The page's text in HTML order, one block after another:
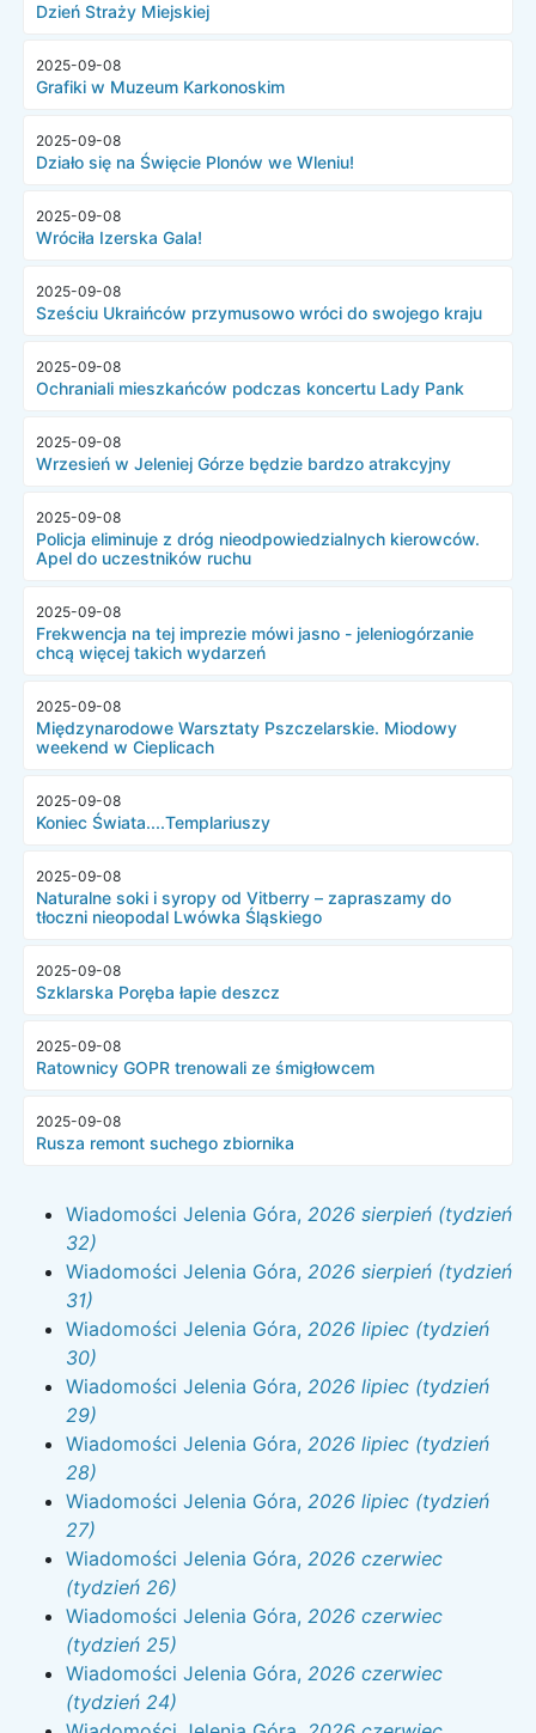
Dzień Straży Miejskiej
2025-09-08
Grafiki w Muzeum Karkonoskim
2025-09-08
Działo się na Święcie Plonów we Wleniu!
2025-09-08
Wróciła Izerska Gala!
2025-09-08
Sześciu Ukraińców przymusowo wróci do swojego kraju
2025-09-08
Ochraniali mieszkańców podczas koncertu Lady Pank
2025-09-08
Wrzesień w Jeleniej Górze będzie bardzo atrakcyjny
2025-09-08
Policja eliminuje z dróg nieodpowiedzialnych kierowców.
Apel do uczestników ruchu
2025-09-08
Frekwencja na tej imprezie mówi jasno - jeleniogórzanie
chcą więcej takich wydarzeń
2025-09-08
Międzynarodowe Warsztaty Pszczelarskie. Miodowy
weekend w Cieplicach
2025-09-08
Koniec Świata....Templariuszy
2025-09-08
Naturalne soki i syropy od Vitberry – zapraszamy do
tłoczni nieopodal Lwówka Śląskiego
2025-09-08
Szklarska Poręba łapie deszcz
2025-09-08
Ratownicy GOPR trenowali ze śmigłowcem
2025-09-08
Rusza remont suchego zbiornika
Wiadomości Jelenia Góra, 2026 sierpień (tydzień
32)
Wiadomości Jelenia Góra, 2026 sierpień (tydzień
31)
Wiadomości Jelenia Góra, 2026 lipiec (tydzień
30)
Wiadomości Jelenia Góra, 2026 lipiec (tydzień
29)
Wiadomości Jelenia Góra, 2026 lipiec (tydzień
28)
Wiadomości Jelenia Góra, 2026 lipiec (tydzień
27)
Wiadomości Jelenia Góra, 2026 czerwiec
(tydzień 26)
Wiadomości Jelenia Góra, 2026 czerwiec
(tydzień 25)
Wiadomości Jelenia Góra, 2026 czerwiec
(tydzień 24)